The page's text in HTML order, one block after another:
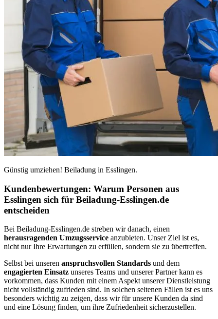
Günstig umziehen! Beiladung in Esslingen.
Kundenbewertungen: Warum Personen aus
Esslingen sich für Beiladung-Esslingen.de
entscheiden
Bei Beiladung-Esslingen.de streben wir danach, einen
herausragenden Umzugsservice anzubieten. Unser Ziel ist es,
nicht nur Ihre Erwartungen zu erfüllen, sondern sie zu übertreffen.
Selbst bei unseren anspruchsvollen Standards und dem
engagierten Einsatz unseres Teams und unserer Partner kann es
vorkommen, dass Kunden mit einem Aspekt unserer Dienstleistung
nicht vollständig zufrieden sind. In solchen seltenen Fällen ist es uns
besonders wichtig zu zeigen, dass wir für unsere Kunden da sind
und eine Lösung finden, um ihre Zufriedenheit sicherzustellen.